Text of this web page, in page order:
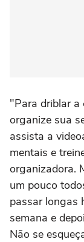
"Para driblar a
organize sua
assista a
mentais e
organizadora.
um pouco
passar longas
semana e
Não se